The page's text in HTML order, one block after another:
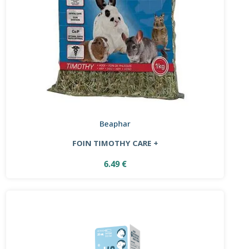
Beaphar
FOIN TIMOTHY CARE +
6.49 €